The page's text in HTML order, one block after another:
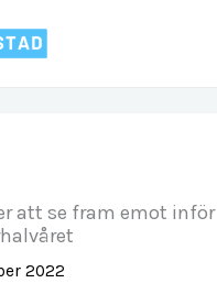
att se fram emot inför
2022